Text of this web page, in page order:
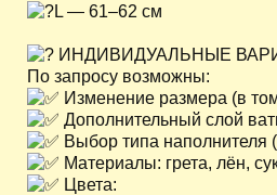
L — 61–62 см
ИНДИВИДУАЛЬНЫЕ
По запросу возможны:
Изменение размера (в
Дополнительный слой
Выбор типа наполнителя
Материалы: грета, лён,
Цвета: